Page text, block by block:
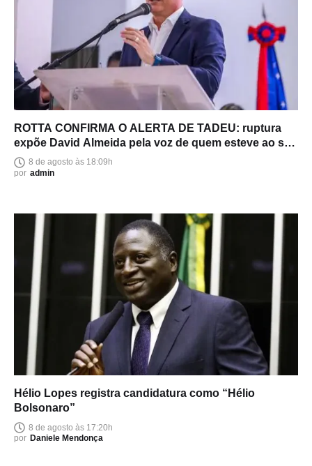
ROTTA CONFIRMA O ALERTA DE TADEU: ruptura
expõe David Almeida pela voz de quem esteve ao seu
lado8 de agosto às 18:09h
por admin
Hélio Lopes registra candidatura como “Hélio
Bolsonaro”
8 de agosto às 17:20h
por Daniele Mendonça